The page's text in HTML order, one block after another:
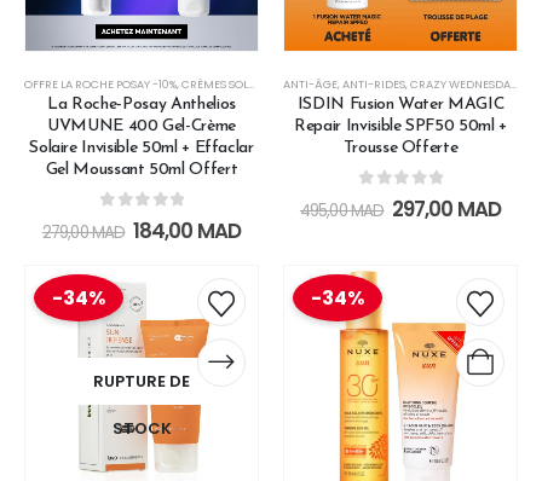
OFFRE LA ROCHE POSAY -10%,CRÈMES SOLAIRES LES SOINS SOLAIRES,SOLAIRE,SPECIAL DISCOUNT
La Roche-Posay Anthelios
UVMUNE 400 Gel-Crème
Solaire Invisible 50ml + Effaclar
Gel Moussant 50ml Offert
out of 5
279,00MAD 184,00 MAD
ANTI-ÂGE, ANTI-RIDES,CRAZY WEDNESDAY
ISDIN Fusion Water MAGIC
Repair Invisible SPF50 50ml +
Trousse Offerte
out of 5
495,00MAD 297,00 MAD
-34%
RUPTURE DE
STOCK
-34%